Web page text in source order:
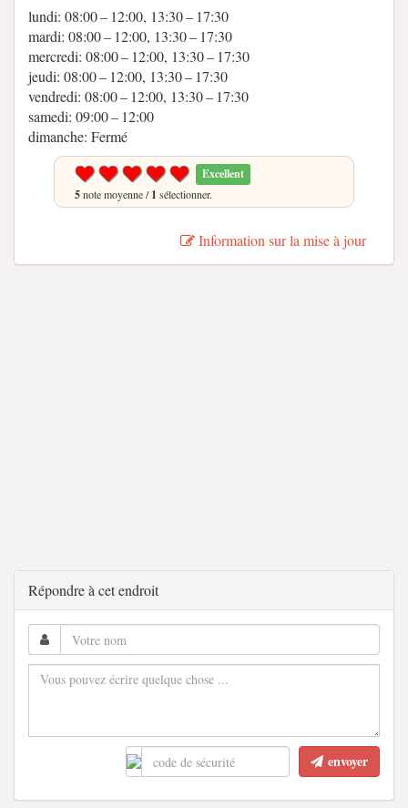
lundi: 08:00 – 12:00, 13:30 – 17:30
mardi: 08:00 – 12:00, 13:30 – 17:30
mercredi: 08:00 – 12:00, 13:30 – 17:30
jeudi: 08:00 – 12:00, 13:30 – 17:30
vendredi: 08:00 – 12:00, 13:30 – 17:30
samedi: 09:00 – 12:00
dimanche: Fermé
Excellent
5note moyenne /1 sélectionner.
Information sur la mise à jour
Répondre à cet endroit
envoyer